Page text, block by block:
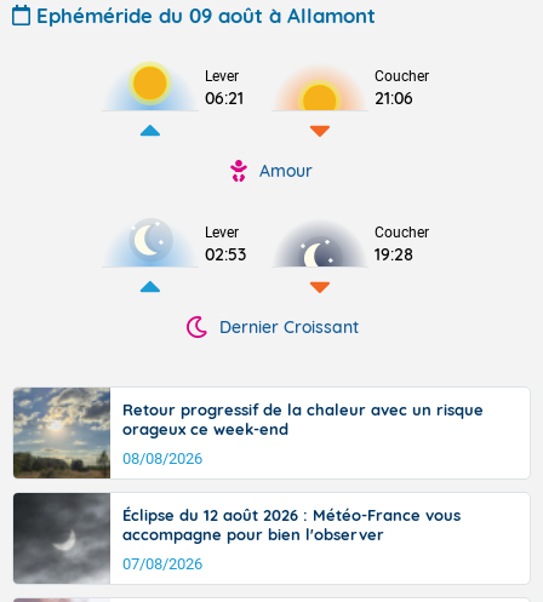
Ephéméride du 09 août à Allamont
Lever
06:21
Coucher
21:06
Amour
Lever
02:53
Coucher
19:28
Dernier Croissant
Retour progressif de la chaleur avec un risque
orageux ce week-end
08/08/2026
Éclipse du 12 août 2026 : Météo-France vous
accompagne pour bien l'observer
07/08/2026